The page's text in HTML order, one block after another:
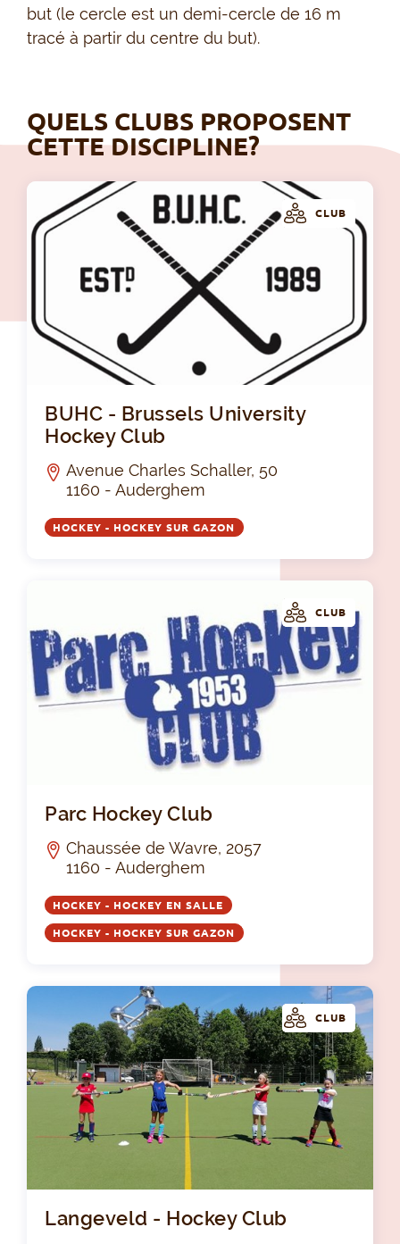
but (le cercle est un demi-cercle de 16 m
tracé à partir du centre du but).
QUELS CLUBS PROPOSENT
CETTE DISCIPLINE?
CLUB
BUHC - Brussels University
Hockey Club
Avenue Charles Schaller, 50
1160 - Auderghem
HOCKEY - HOCKEY SUR GAZON
CLUB
Parc Hockey Club
Chaussée de Wavre, 2057
1160 - Auderghem
HOCKEY - HOCKEY EN SALLE
HOCKEY - HOCKEY SUR GAZON
CLUB
Langeveld - Hockey Club